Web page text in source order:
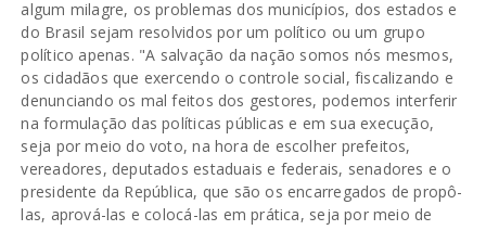
algum milagre, os problemas dos municípios, dos estados e
do Brasil sejam resolvidos por um político ou um grupo
político apenas. "A salvação da nação somos nós mesmos,
os cidadãos que exercendo o controle social, fiscalizando e
denunciando os mal feitos dos gestores, podemos interferir
na formulação das políticas públicas e em sua execução,
seja por meio do voto, na hora de escolher prefeitos,
vereadores, deputados estaduais e federais, senadores e o
presidente da República, que são os encarregados de propô-
las, aprová-las e colocá-las em prática, seja por meio de